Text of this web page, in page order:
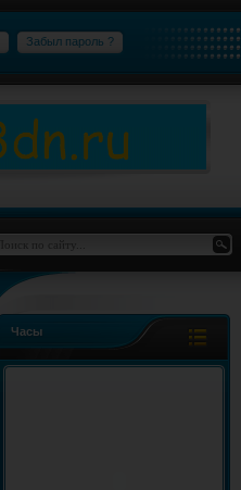
Забыл пароль ?
Часы